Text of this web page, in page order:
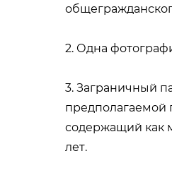
2. Одна
3. Заграничный
предполагаемой
содержащий как
лет.